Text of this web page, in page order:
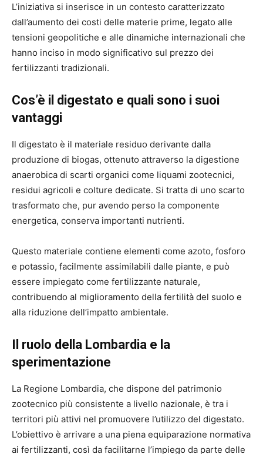
L’iniziativa si inserisce in un contesto caratterizzato
dall’aumento dei costi delle materie prime, legato alle
tensioni geopolitiche e alle dinamiche internazionali che
hanno inciso in modo significativo sul prezzo dei
fertilizzanti tradizionali.
Cos’è il digestato e quali sono i suoi
vantaggi
Il digestato è il materiale residuo derivante dalla
produzione di biogas, ottenuto attraverso la digestione
anaerobica di scarti organici come liquami zootecnici,
residui agricoli e colture dedicate. Si tratta di uno scarto
trasformato che, pur avendo perso la componente
energetica, conserva importanti nutrienti.
Questo materiale contiene elementi come azoto, fosforo
e potassio, facilmente assimilabili dalle piante, e può
essere impiegato come fertilizzante naturale,
contribuendo al miglioramento della fertilità del suolo e
alla riduzione dell’impatto ambientale.
Il ruolo della Lombardia e la
sperimentazione
La Regione Lombardia, che dispone del patrimonio
zootecnico più consistente a livello nazionale, è tra i
territori più attivi nel promuovere l’utilizzo del digestato.
L’obiettivo è arrivare a una piena equiparazione normativa
ai fertilizzanti, così da facilitarne l’impiego da parte delle